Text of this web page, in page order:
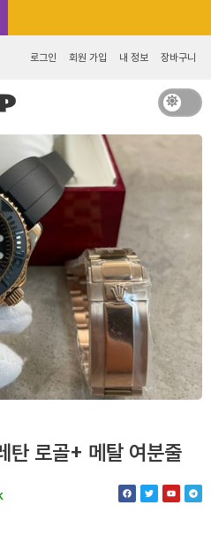
로그인 회원 가입 내 정보 장바구니
탄 로골+ 메탈 여분줄
F
a
c
T
w
i
Y
o
u
T
e
l